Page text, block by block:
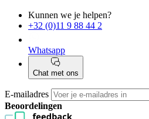
Kunnen we je helpen?
+32 (0)11 9 88 44 2
Whatsapp
Chat met ons
E-mailadres
Beoordelingen